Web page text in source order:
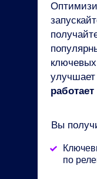
по
улучшает
работает
Вы